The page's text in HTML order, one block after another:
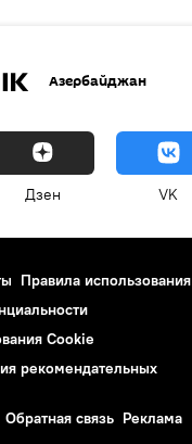
Азербайджан
Дзен VK
Правила использования
Cookie
рекомендательных
Обратная связь Реклама